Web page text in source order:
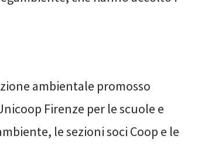
ambientale promosso
Firenze per le scuole e
le sezioni soci Coop e le